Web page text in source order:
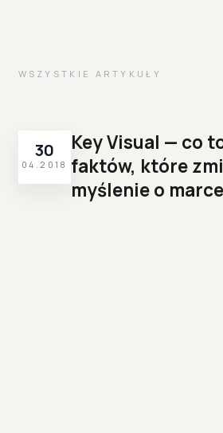
WSZYSTKIE ARTYKUŁY
30
04.2018
Key Visual — co
faktów, które
myślenie o marce